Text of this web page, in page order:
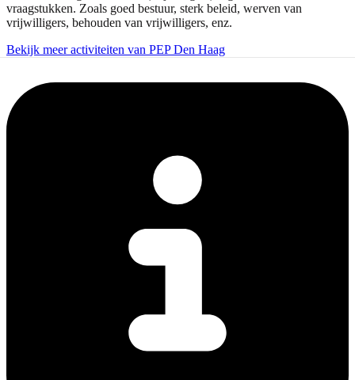
vraagstukken. Zoals goed bestuur, sterk beleid, werven van
vrijwilligers, behouden van vrijwilligers, enz.
Bekijk meer activiteiten van PEP Den Haag